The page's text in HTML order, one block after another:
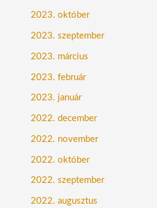
2023. október
2023. szeptember
2023. március
2023. február
2023. január
2022. december
2022. november
2022. október
2022. szeptember
2022. augusztus